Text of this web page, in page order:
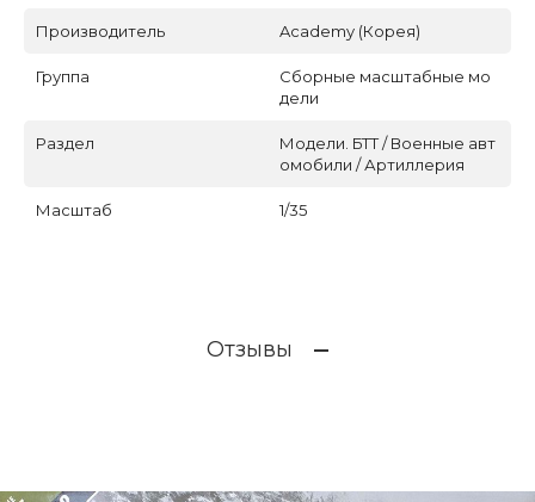
Производитель Academy (Корея)
Группа
Сборные масштабные мо
дели
Раздел
Модели. БТТ / Военные авт
омобили / Артиллерия
Масштаб 1/35
Отзывы